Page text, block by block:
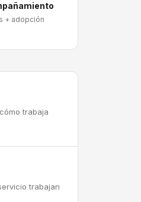
+ adopción
trabaja
trabajan